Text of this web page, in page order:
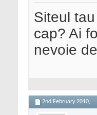
Siteul
cap? Ai
nevoie
2nd February 2010,